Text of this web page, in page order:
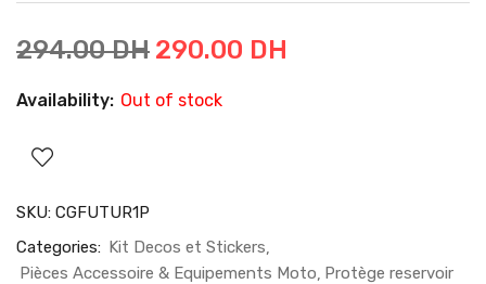
294.00DH 290.00 DH
Availability: Out of stock
SKU: CGFUTUR1P
Categories: Kit Decos et Stickers
Pièces Accessoire & Equipements Moto Protège reservoir